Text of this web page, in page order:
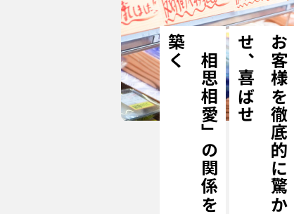
お
客
様
を
徹
底
的
に
驚
か
せ
、
喜
ば
せ
「
相
思
相
愛
」
の
関
係
を
築
く